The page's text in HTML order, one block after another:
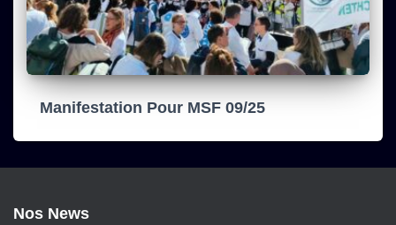
Manifestation Pour MSF 09/25
Nos News